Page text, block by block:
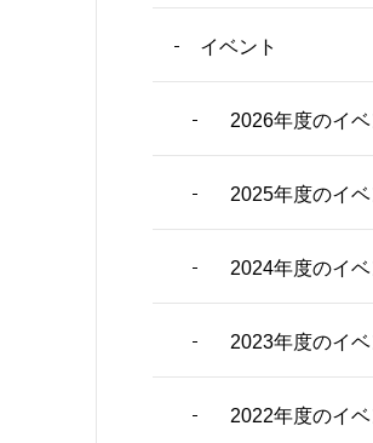
イベント
2026年度のイベ
2025年度のイベ
2024年度のイベ
2023年度のイベ
2022年度のイベ